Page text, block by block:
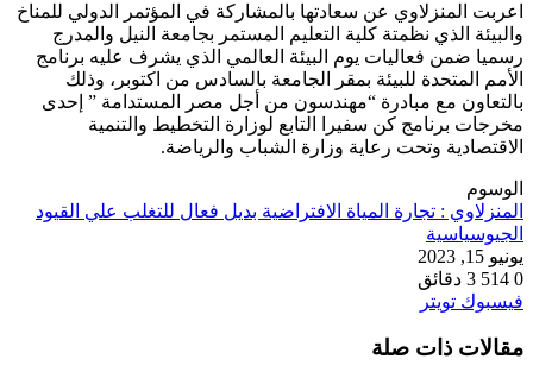
اعربت المنزلاوي عن سعادتها بالمشاركة في المؤتمر الدولي للمناخ
والبيئة الذي نظمتة كلية التعليم المستمر بجامعة النيل والمدرج
رسميا ضمن فعاليات يوم البيئة العالمي الذي يشرف عليه برنامج
الأمم المتحدة للبيئة بمقر الجامعة بالسادس من اكتوبر، وذلك
بالتعاون مع مبادرة “مهندسون من أجل مصر المستدامة ” إحدى
مخرجات برنامج كن سفيرا التابع لوزارة التخطيط والتنمية
الاقتصادية وتحت رعاية وزارة الشباب والرياضة.
الوسوم
المنزلاوي : تجارة المياة الافتراضية بديل فعال للتغلب علي القيود
الجيوسياسية
يونيو 15, 2023
0
3 دقائق
فيسبوك تويتر
البريد
مقالات ذات صلة